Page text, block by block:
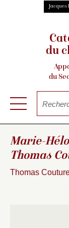
Jacques
du
du
Marie-
Thomas
Thomas